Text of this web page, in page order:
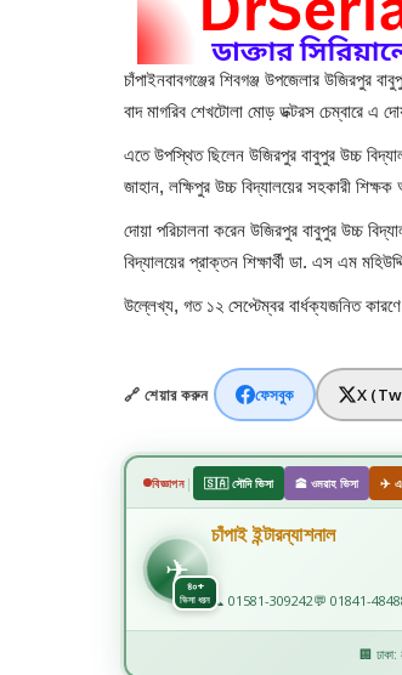
চাঁপাইনবাবগঞ্জের শিবগঞ্জ উপজেলার উজিরপুর
বাদ মাগরিব শেখটোলা মোড় ডক্টরস চেম্বারে এ
এতে উপস্থিত ছিলেন উজিরপুর বাবুপুর উচ্চ
জাহান, লক্ষিপুর উচ্চ বিদ্যালয়ের সহকারী
দোয়া পরিচালনা করেন উজিরপুর বাবুপুর উচ্চ
বিদ্যালয়ের প্রাক্তন শিক্ষার্থী ডা. এস এম
উল্লেখ্য, গত ১২ সেপ্টেম্বর বার্ধক্যজনিত
🔗 শেয়ার করুন ফেসবুক X
বিজ্ঞাপন | 🇸🇦 সৌদি ভিসা 🕋 ওমরাহ ভিসা ✈️
✈৪০+
ভিসা ধরন
চাঁপাই ইন্টারন্যাশনাল
📞 01581-309242💬 01841-
🏢 ঢাকা:
✈️